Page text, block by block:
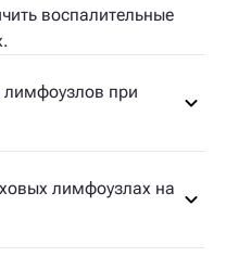
воспалительные
при
лимфоузлах на